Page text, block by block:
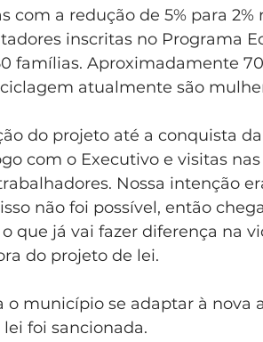
com a redução de 5% para
inscritas no Programa
famílias. Aproximadamente
atualmente são
do projeto até a conquista
com o Executivo e visitas
Nossa intenção
não foi possível, então
que já vai fazer diferença na
do projeto de lei.
o município se adaptar à nova
foi sancionada.